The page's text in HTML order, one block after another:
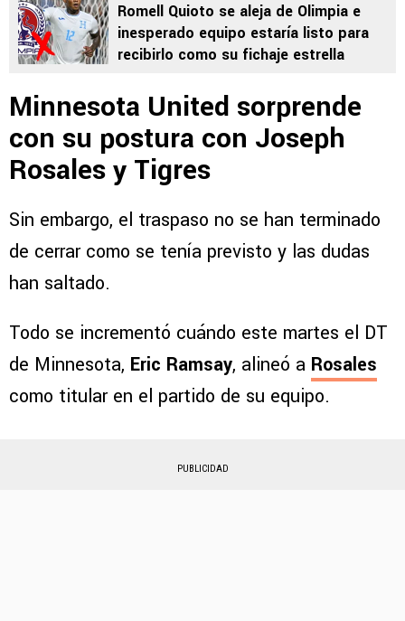
Romell Quioto se aleja de Olimpia e
inesperado equipo estaría listo para
recibirlo como su fichaje estrella
Minnesota United sorprende
con su postura con Joseph
Rosales y Tigres
Sin embargo, el traspaso no se han terminado
de cerrar como se tenía previsto y las dudas
han saltado.
Todo se incrementó cuándo este martes el DT
de Minnesota, Eric Ramsay, alineó a Rosales
como titular en el partido de su equipo.
PUBLICIDAD